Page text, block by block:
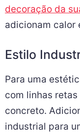
decoração da
adicionam calor
Estilo
Para uma
com linhas
concreto.
industrial para